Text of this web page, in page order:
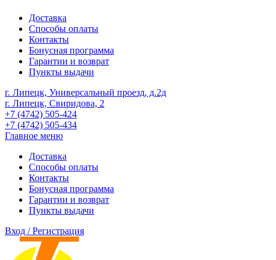
Доставка
Способы оплаты
Контакты
Бонусная программа
Гарантии и возврат
Пункты выдачи
г. Липецк, Универсальный проезд, д.2д
г. Липецк, Свиридова, 2
+7 (4742) 505-424
+7 (4742) 505-434
Главное меню
Доставка
Способы оплаты
Контакты
Бонусная программа
Гарантии и возврат
Пункты выдачи
Вход / Регистрация